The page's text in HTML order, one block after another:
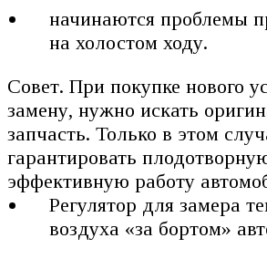
начинаются проблемы
на холостом ходу.
Совет. При покупке нового
замену, нужно искать
запчасть. Только в этом
гарантировать
эффективную работу
Регулятор для замера
воздуха «за бортом»